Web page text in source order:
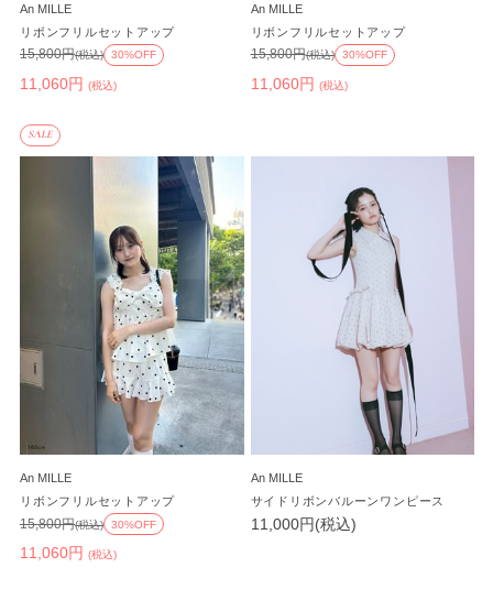
An MILLE
リボンフリルセットアップ
11,060円 (税込)
15,800円(税込) 30%OFF
An MILLE
リボンフリルセットアップ
11,060円 (税込)
15,800円(税込) 30%OFF
SALE
An MILLE
リボンフリルセットアップ
11,060円 (税込)
15,800円(税込) 30%OFF
An MILLE
サイドリボンバルーンワンピース
11,000円(税込)